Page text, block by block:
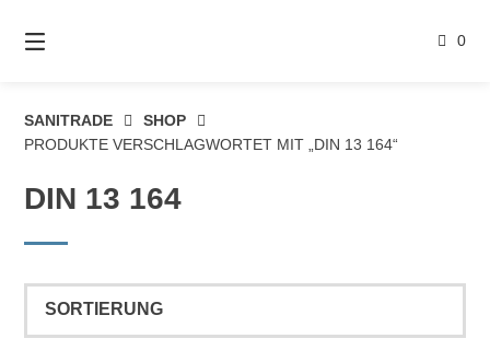
zum
Inhalt
0
SANITRADE
SHOP
PRODUKTE VERSCHLAGWORTET MIT „DIN 13 164“
DIN 13 164